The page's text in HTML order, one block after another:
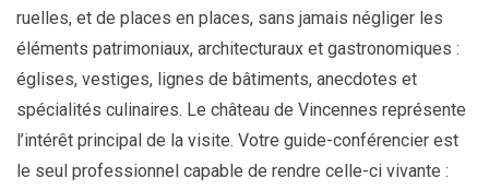
ruelles, et de places en places, sans jamais négliger les
éléments patrimoniaux, architecturaux et gastronomiques :
églises, vestiges, lignes de bâtiments, anecdotes et
spécialités culinaires. Le château de Vincennes représente
l’intérêt principal de la visite. Votre guide-conférencier est
le seul professionnel capable de rendre celle-ci vivante :